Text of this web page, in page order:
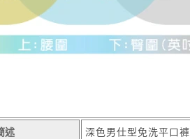
述 深色男仕型免洗平口褲